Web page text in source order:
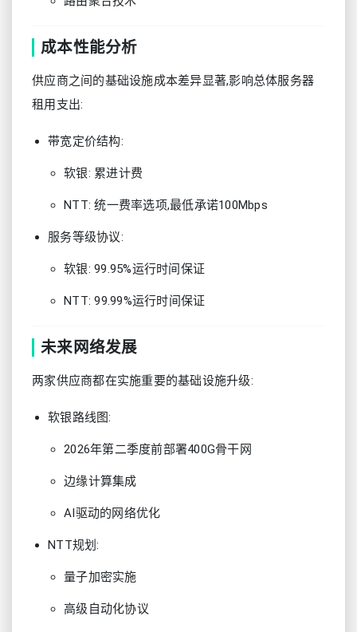
成本性能分析
供应商之间的基础设施成本差异显著,影响总体服务器
租用支出:
带宽定价结构:
软银: 累进计费
NTT: 统一费率选项,最低承诺100Mbps
服务等级协议:
软银: 99.95%运行时间保证
NTT: 99.99%运行时间保证
未来网络发展
两家供应商都在实施重要的基础设施升级:
软银路线图:
2026年第二季度前部署400G骨干网
边缘计算集成
AI驱动的网络优化
NTT规划:
量子加密实施
高级自动化协议